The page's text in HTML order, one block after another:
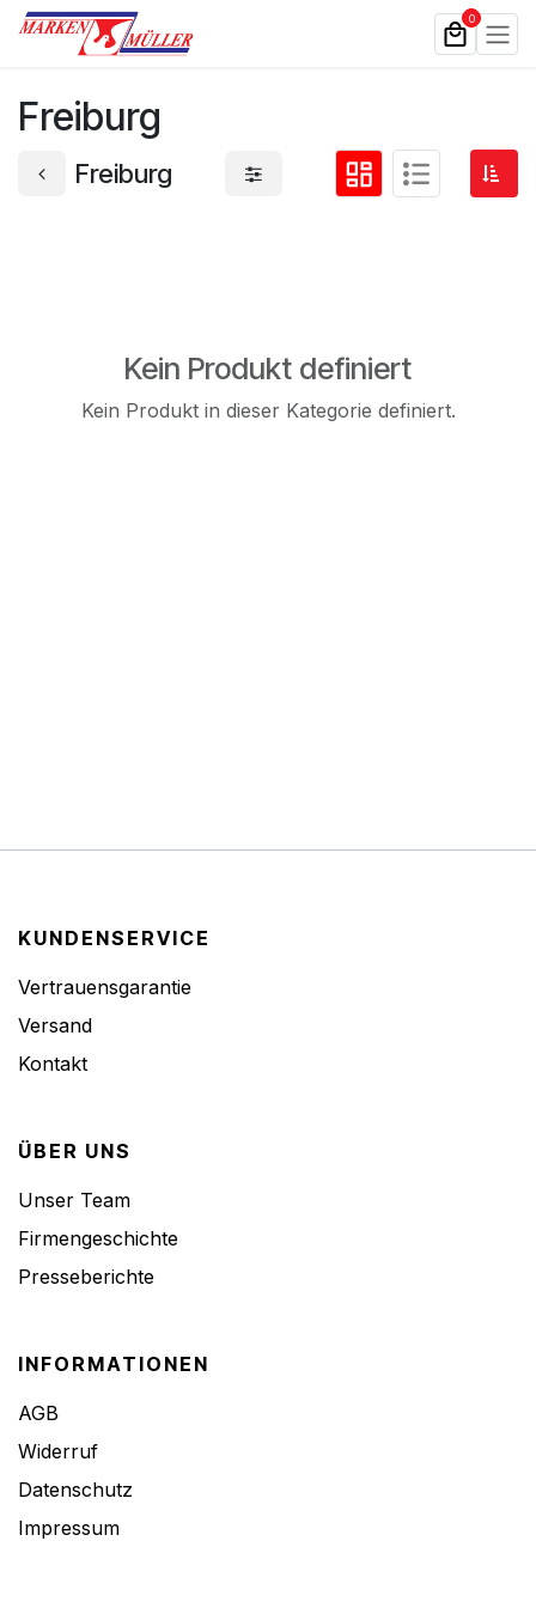
Zum Inhalt springen 0
Freiburg
Freiburg
Kein Produkt definiert
Kein Produkt in dieser Kategorie definiert.
KUNDENSERVICE
Vertrauensgarantie
Versand
Kontakt
ÜBER UNS
Unser Team
Firmengeschichte
Presseberichte
INFORMATIONEN
AGB
Widerruf
Datenschutz
Impressum